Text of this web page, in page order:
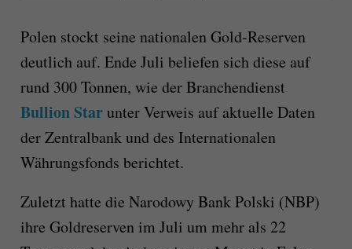
Polen stockt seine nationalen Gold-Reserven
deutlich auf. Ende Juli beliefen sich diese auf
rund 300 Tonnen, wie der Branchendienst
Bullion Starunter Verweis auf aktuelle Daten
der Zentralbank und des Internationalen
Währungsfonds berichtet.
Zuletzt hatte die Narodowy Bank Polski (NBP)
ihre Goldreserven im Juli um mehr als 22